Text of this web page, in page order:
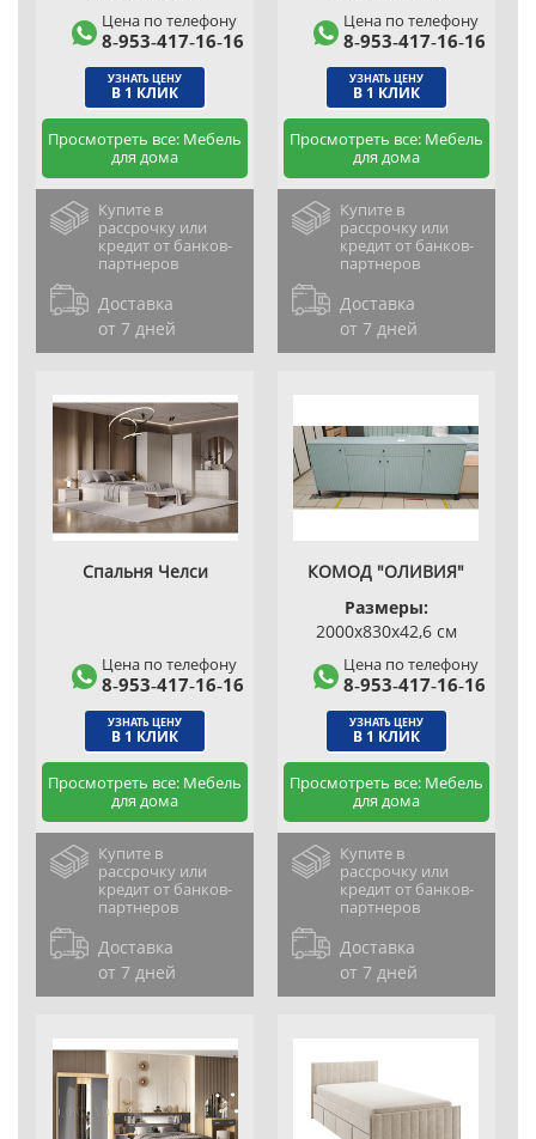
Цена по телефону
8‑953‑417‑16‑16
УЗНАТЬ ЦЕНУ
В 1 КЛИК
Просмотреть все: Мебель
для дома
Купите в
рассрочку или
кредит от банков-
партнеров
Доставка
от 7 дней
Цена по телефону
8‑953‑417‑16‑16
УЗНАТЬ ЦЕНУ
В 1 КЛИК
Просмотреть все: Мебель
для дома
Купите в
рассрочку или
кредит от банков-
партнеров
Доставка
от 7 дней
Спальня Челси
Цена по телефону
8‑953‑417‑16‑16
УЗНАТЬ ЦЕНУ
В 1 КЛИК
Просмотреть все: Мебель
для дома
Купите в
рассрочку или
кредит от банков-
партнеров
Доставка
от 7 дней
КОМОД "ОЛИВИЯ"
Размеры:
2000х830х42,6 см
Цена по телефону
8‑953‑417‑16‑16
УЗНАТЬ ЦЕНУ
В 1 КЛИК
Просмотреть все: Мебель
для дома
Купите в
рассрочку или
кредит от банков-
партнеров
Доставка
от 7 дней